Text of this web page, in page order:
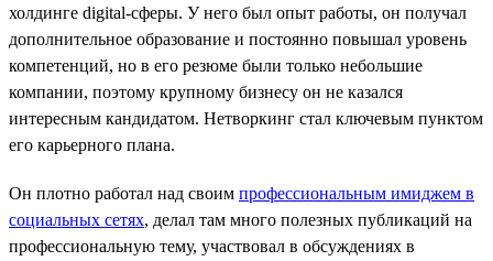
холдинге digital-сферы. У него был опыт работы, он получал
дополнительное образование и постоянно повышал уровень
компетенций, но в его резюме были только небольшие
компании, поэтому крупному бизнесу он не казался
интересным кандидатом. Нетворкинг стал ключевым пунктом
его карьерного плана.
Он плотно работал над своим профессиональным имиджем в
социальных сетях, делал там много полезных публикаций на
профессиональную тему, участвовал в обсуждениях в